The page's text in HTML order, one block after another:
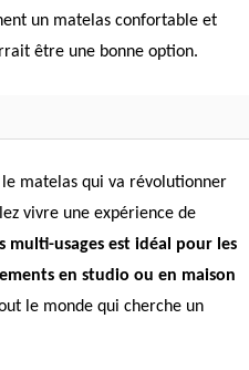
un matelas confortable et
être une bonne option.
matelas qui va révolutionner
vivre une expérience de
multi-usages est idéal pour les
en studio ou en maison
le monde qui cherche un